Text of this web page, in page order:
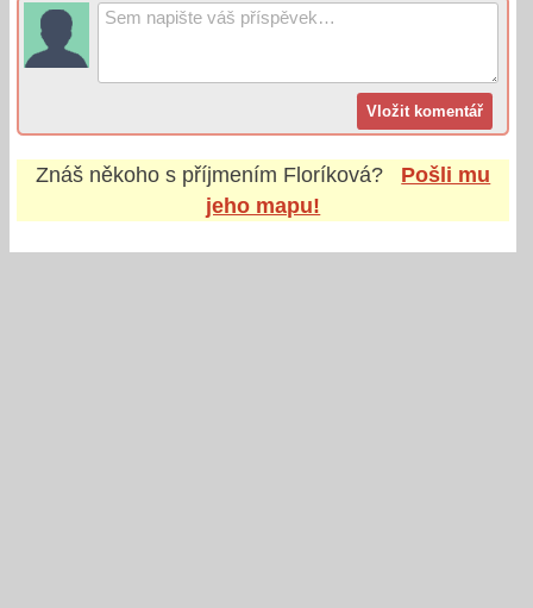
Znáš někoho s příjmením Floríková?
Pošli mu
jeho mapu!